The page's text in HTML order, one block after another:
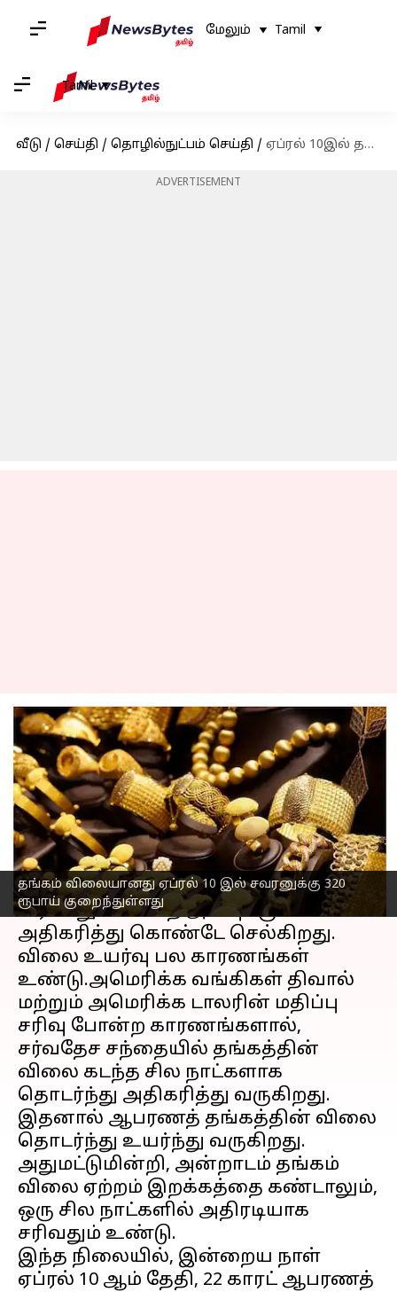
மேலும் Tamil
Tamil
வீடு / செய்தி / தொழில்நுட்பம் செய்தி / ஏப்ரல் 10இல் தங்கம் விலை அதிரடியாக சரிவு - வாங்க உடனே முந்துங்கள்
ADVERTISEMENT
தங்கம் விலையானது ஏப்ரல் 10 இல் சவரனுக்கு 320
ரூபாய் குறைந்துள்ளது
ஏப்ரல் 10இல் தங்கம்
விலை அதிரடியாக சரிவு -
வாங்க உடனே முந்துங்கள்
எழுதியவர் Siranjeevi Apr 10, 2023 01:02 pm
செய்தி முன்னோட்டம்
இந்தியாவில்தங்கம் விலைஆனது
வரலாறு காணாத அளவுக்கு
அதிகரித்து கொண்டே செல்கிறது.
விலை உயர்வு பல காரணங்கள்
உண்டு.அமெரிக்க வங்கிகள் திவால்
மற்றும் அமெரிக்க டாலரின் மதிப்பு
சரிவு போன்ற காரணங்களால்,
சர்வதேச சந்தையில் தங்கத்தின்
விலை கடந்த சில நாட்களாக
தொடர்ந்து அதிகரித்து வருகிறது.
இதனால் ஆபரணத் தங்கத்தின் விலை
தொடர்ந்து உயர்ந்து வருகிறது.
அதுமட்டுமின்றி, அன்றாடம் தங்கம்
விலை ஏற்றம் இறக்கத்தை கண்டாலும்,
ஒரு சில நாட்களில் அதிரடியாக
சரிவதும் உண்டு.
இந்த நிலையில், இன்றைய நாள்
ஏப்ரல் 10 ஆம் தேதி, 22 காரட் ஆபரணத்